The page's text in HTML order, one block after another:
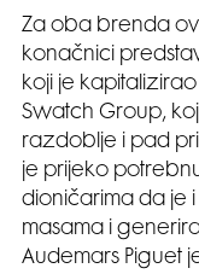
Za oba brenda
konačnici
koji je
Swatch Group,
razdoblje i pad
je prijeko
dioničarima da je
masama i
Audemars Piguet